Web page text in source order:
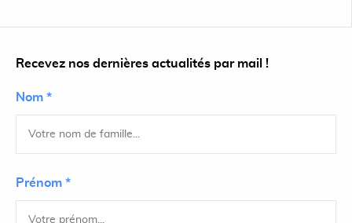
Recevez nos dernières actualités par mail !
Nom *
Prénom *